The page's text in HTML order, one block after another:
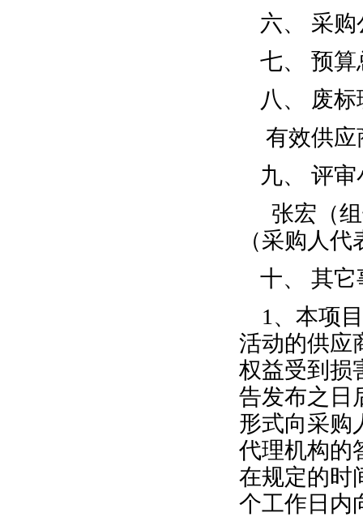
六、
采购
七、
预算
八、
废
有效供应
九、
评审
张宏（
（采购人代
十、
其它
1、本项
活动的供应
权益受到损
告发布之日
形式向采购
代理机构的
在规定的时
个工作日内